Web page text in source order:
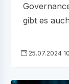
gibt es
25.07.2024